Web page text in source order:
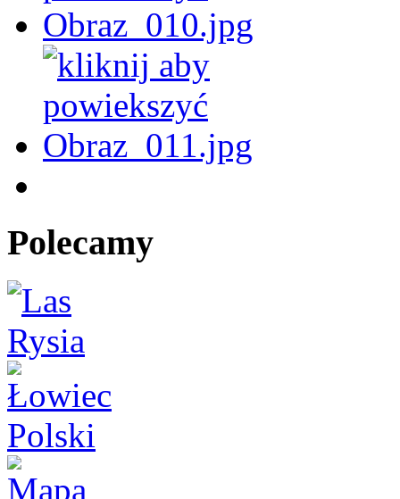
Polecamy